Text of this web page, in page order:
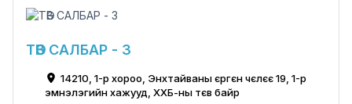
ТӨВ САЛБАР - 3
14210, 1-р хороо, Энхтайваны єргєн чєлєє 19, 1-р
эмнэлэгийн хажууд, ХХБ-ны тєв байр